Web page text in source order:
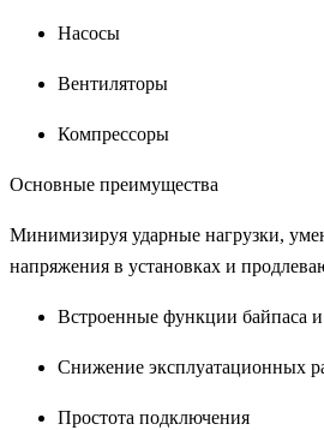
Насосы
Вентиляторы
Компрессоры
Основные преимущества
Минимизируя ударные нагрузки,
напряжения в установках и
Встроенные функции байпаса и
Снижение эксплуатационных
Простота подключения